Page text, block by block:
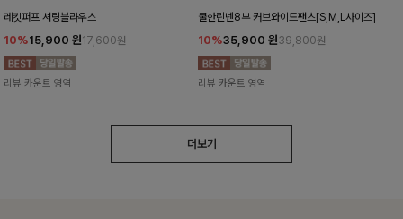
레킷퍼프 셔링블라우스
10%15,900 원17,600원
리뷰 카운트 영역
쿨한린넨8부 커브와이드팬츠[S,M,L사이즈]
10%35,900 원39,800원
리뷰 카운트 영역
더보기